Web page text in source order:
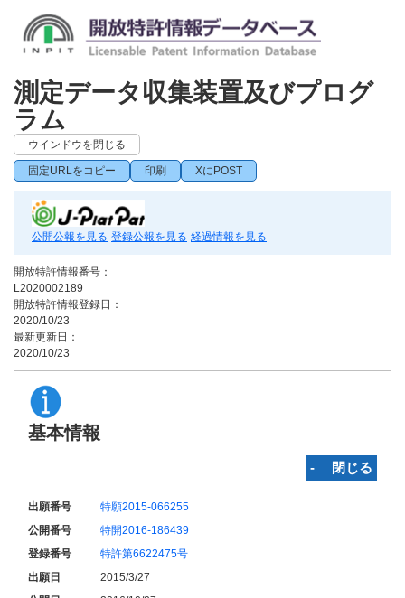
測定データ収集装置及びプログ
ラム
ウインドウを閉じる
固定URLをコピー 印刷 XにPOST
公開公報を見る 登録公報を見る 経過情報を見る
開放特許情報番号：
L2020002189
開放特許情報登録日：
2020/10/23
最新更新日：
2020/10/23
基本情報
‐ 閉じる
出願番号
特願2015-066255
公開番号
特開2016-186439
登録番号
特許第6622475号
出願日
2015/3/27